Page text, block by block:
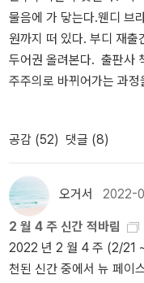
대안우파를 대표하는 인
온라인의 젊은 극우주의
초 커뮤니티와 대안우파의
초 커뮤니티든 여성혐오
다. 포챈 이용자였던 엘리
퍼스의 여학생 기숙사 주
‘알파메일’을 구분하는 남
현실 세계에서 극단적으로 표출
로 번지는 문화전쟁 온라인에서 시작된 문화전쟁은 이제 오프라인으
로 번지고 있다. 미국은 트
했고, 한국은 제1야당 대
에 문란하고 방만한 문화
고 하는 그러한 정치적 감
의 보수주의는 시장 자유
에 반해 도덕주의를 교묘
의 보수주의와 달리 극심
덕주의적 가치관은 매우
지는 꽤 오래되었죠. 그래
맛대로 다루는 형태로 변
이든 긍정적이든 말입니다
미국에 '진정한 보수는 없
뒷받침한다고 생각합니다
수는 노골적인 자기 이익
고객팀이어서 업무적으로
ㅋㅋㅋㅋ여튼 책이 겁나
어제 병원에서 도수 치료
놓인 잡지 <코스모폴리탄
본 건 2월인데, 지난 호수
가 이 아이돌 팬들이 달
는 매달 코스모폴리탄을
게 세련된건줄 알았던 것
렸던것 같은데, 오랜만에
오오, 하고 나는 어차피 시
ㅋㅋㅋㅋㅋㅋ읽을 거 왜케
ㅋㅋㅋㅋㅋㅋㅋㅋㅋ누가
마. 그리고 이럴 때 화장
적 약자와 소수자에 대한
로 잡으려는 취지의 운동
로 미국에서 개구리 페페
그야말로 살벌했다. 다른
서였을까? 일부 과잉된
작동해 그의 글을 오독하
는데 다행히 지혜롭게 지
정체성 정치에 과도하게
제제기를 내가 직접 체험
가 곪아터지는 사이,대다
장소로서의 비익명화된 소
조직적으로 벌이는 공개
물음에 가 닿는다.웬디 브
원까지 떠 있다. 부디 재출
두어권 올려본다. 출판사
주주의로 바뀌어가는 과
꼼꼼히 성찰한다. 엄밀히
만 민주주의의 개념 자체
는 개념의 핵심인 민중
엇으로 바뀌어간다. 민주
인인 민중을 무력화하는
he Demos가 의미하는 바
음이라는 이 부고 소식에
가?”라고 따져보자는 문
공감 (52) 댓글 (8)
오거서 2022-
2 월 4 주 신간 적바림
2022 년 2 월 4 주 (2/21
천된 신간 중에서 뉴 페이